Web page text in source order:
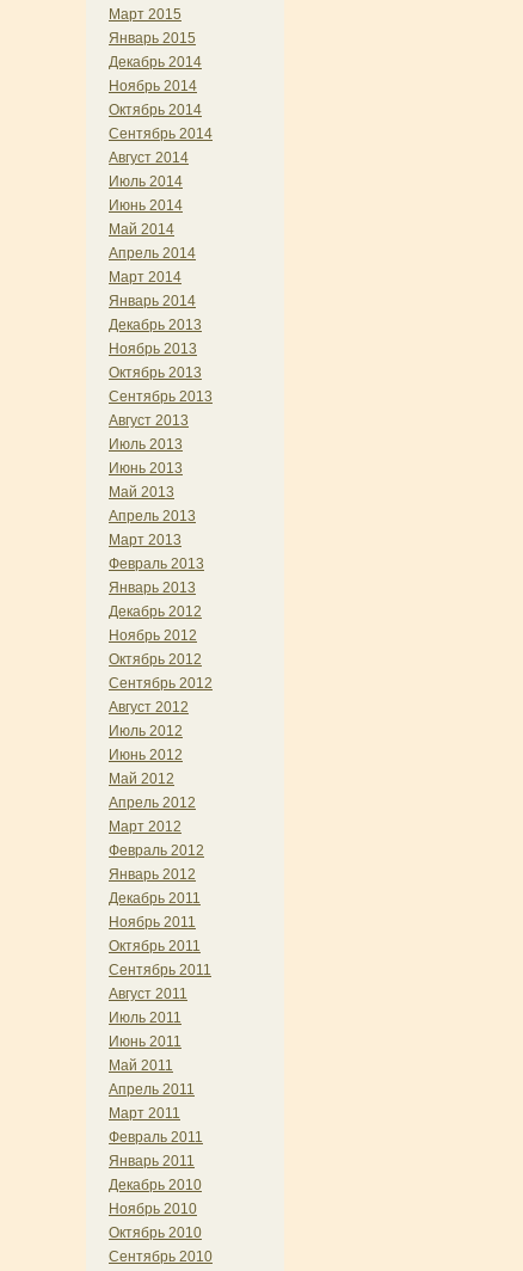
Март 2015
Январь 2015
Декабрь 2014
Ноябрь 2014
Октябрь 2014
Сентябрь 2014
Август 2014
Июль 2014
Июнь 2014
Май 2014
Апрель 2014
Март 2014
Январь 2014
Декабрь 2013
Ноябрь 2013
Октябрь 2013
Сентябрь 2013
Август 2013
Июль 2013
Июнь 2013
Май 2013
Апрель 2013
Март 2013
Февраль 2013
Январь 2013
Декабрь 2012
Ноябрь 2012
Октябрь 2012
Сентябрь 2012
Август 2012
Июль 2012
Июнь 2012
Май 2012
Апрель 2012
Март 2012
Февраль 2012
Январь 2012
Декабрь 2011
Ноябрь 2011
Октябрь 2011
Сентябрь 2011
Август 2011
Июль 2011
Июнь 2011
Май 2011
Апрель 2011
Март 2011
Февраль 2011
Январь 2011
Декабрь 2010
Ноябрь 2010
Октябрь 2010
Сентябрь 2010